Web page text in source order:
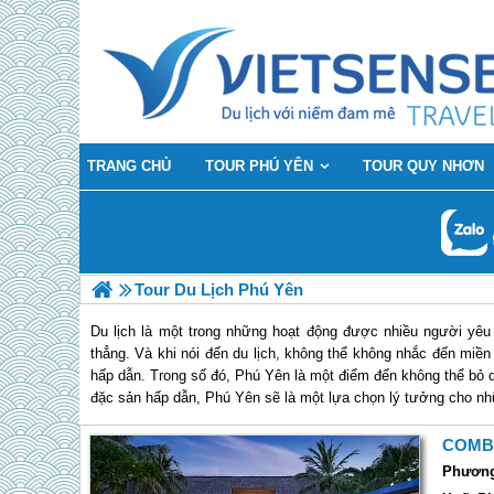
TRANG CHỦ TOUR PHÚ YÊN TOUR QUY NHƠN
Tour Du Lịch Phú Yên
Du lịch là một trong những hoạt động được nhiều người
thẳng. Và khi nói đến du lịch, không thể không nhắc đến
hấp dẫn. Trong số đó, Phú Yên là một điểm đến không thể
đặc sản hấp dẫn, Phú Yên sẽ là một lựa chọn lý tưởng cho
Du Lịch Phú Yên: Điểm đến lý tưởng
Phú Yên là một tỉnh ven biển thuộc miền Trung Việt Nam,
hình đa dạng, với nhiều bãi biển và vùng núi đồi, tạo nên